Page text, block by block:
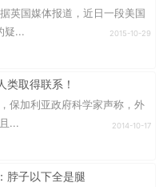
英国媒体报道，近日一段美国
疑...
2015-10-29
类取得联系！
保加利亚政府科学家声称，外
...
2014-10-17
脖子以下全是腿